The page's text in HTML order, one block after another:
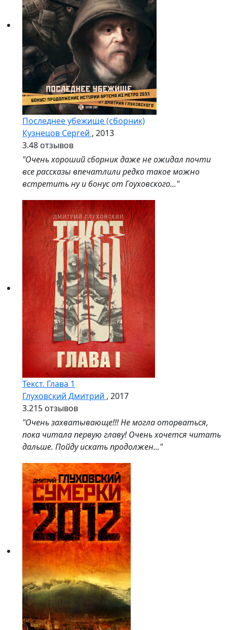
Последнее убежище (сборник)
Кузнецов Сергей , 2013
3.48 отзывов
"Очень хороший сборник даже не ожидал почти
все рассказы впечатлили редко такое можно
встретить ну и бонус от Гоуховского..."
Текст. Глава 1
Глуховский Дмитрий , 2017
3.215 отзывов
"Очень захватывающе!!! Не могла оторваться,
пока читала первую главу! Очень хочется читать
дальше. Пойду искать продолжен..."